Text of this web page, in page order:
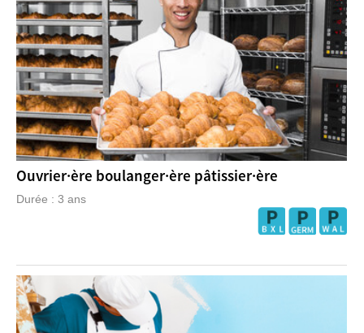
Ouvrier·ère boulanger·ère pâtissier·ère
Durée : 3 ans